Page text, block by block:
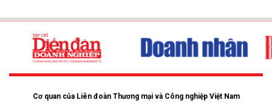
Cơ quan của Liên đoàn Thương mại và Công nghiệp Việt Nam